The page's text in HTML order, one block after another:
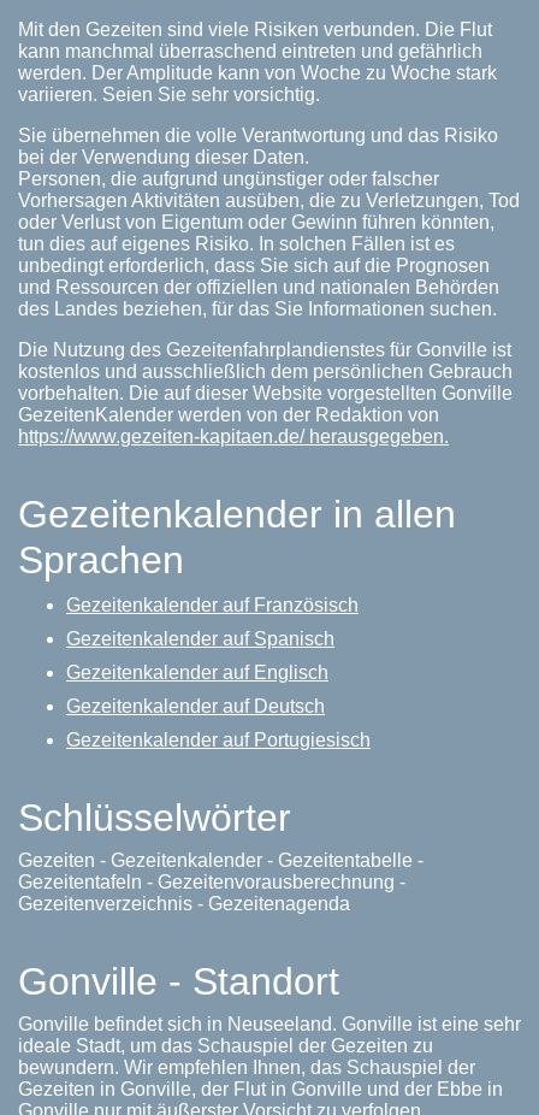
Mit den Gezeiten sind viele Risiken verbunden. Die Flut
kann manchmal überraschend eintreten und gefährlich
werden. Der Amplitude kann von Woche zu Woche stark
variieren. Seien Sie sehr vorsichtig.
Sie übernehmen die volle Verantwortung und das Risiko
bei der Verwendung dieser Daten.
Personen, die aufgrund ungünstiger oder falscher
Vorhersagen Aktivitäten ausüben, die zu Verletzungen, Tod
oder Verlust von Eigentum oder Gewinn führen könnten,
tun dies auf eigenes Risiko. In solchen Fällen ist es
unbedingt erforderlich, dass Sie sich auf die Prognosen
und Ressourcen der offiziellen und nationalen Behörden
des Landes beziehen, für das Sie Informationen suchen.
Die Nutzung des Gezeitenfahrplandienstes für Gonville ist
kostenlos und ausschließlich dem persönlichen Gebrauch
vorbehalten. Die auf dieser Website vorgestellten Gonville
GezeitenKalender werden von der Redaktion von
https://www.gezeiten-kapitaen.de/ herausgegeben.
Gezeitenkalender in allen
Sprachen
Gezeitenkalender auf Französisch
Gezeitenkalender auf Spanisch
Gezeitenkalender auf Englisch
Gezeitenkalender auf Deutsch
Gezeitenkalender auf Portugiesisch
Schlüsselwörter
Gezeiten - Gezeitenkalender - Gezeitentabelle -
Gezeitentafeln - Gezeitenvorausberechnung -
Gezeitenverzeichnis - Gezeitenagenda
Gonville - Standort
Gonville befindet sich in Neuseeland. Gonville ist eine sehr
ideale Stadt, um das Schauspiel der Gezeiten zu
bewundern. Wir empfehlen Ihnen, das Schauspiel der
Gezeiten in Gonville, der Flut in Gonville und der Ebbe in
Gonville nur mit äußerster Vorsicht zu verfolgen.